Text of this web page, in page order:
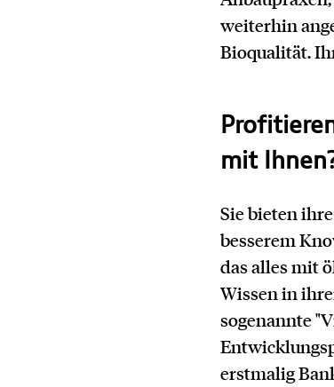
weiterhin
Bioqualität.
mit
Sie bieten
besserem
das alles mit
Wissen in
sogenannte
erstmalig